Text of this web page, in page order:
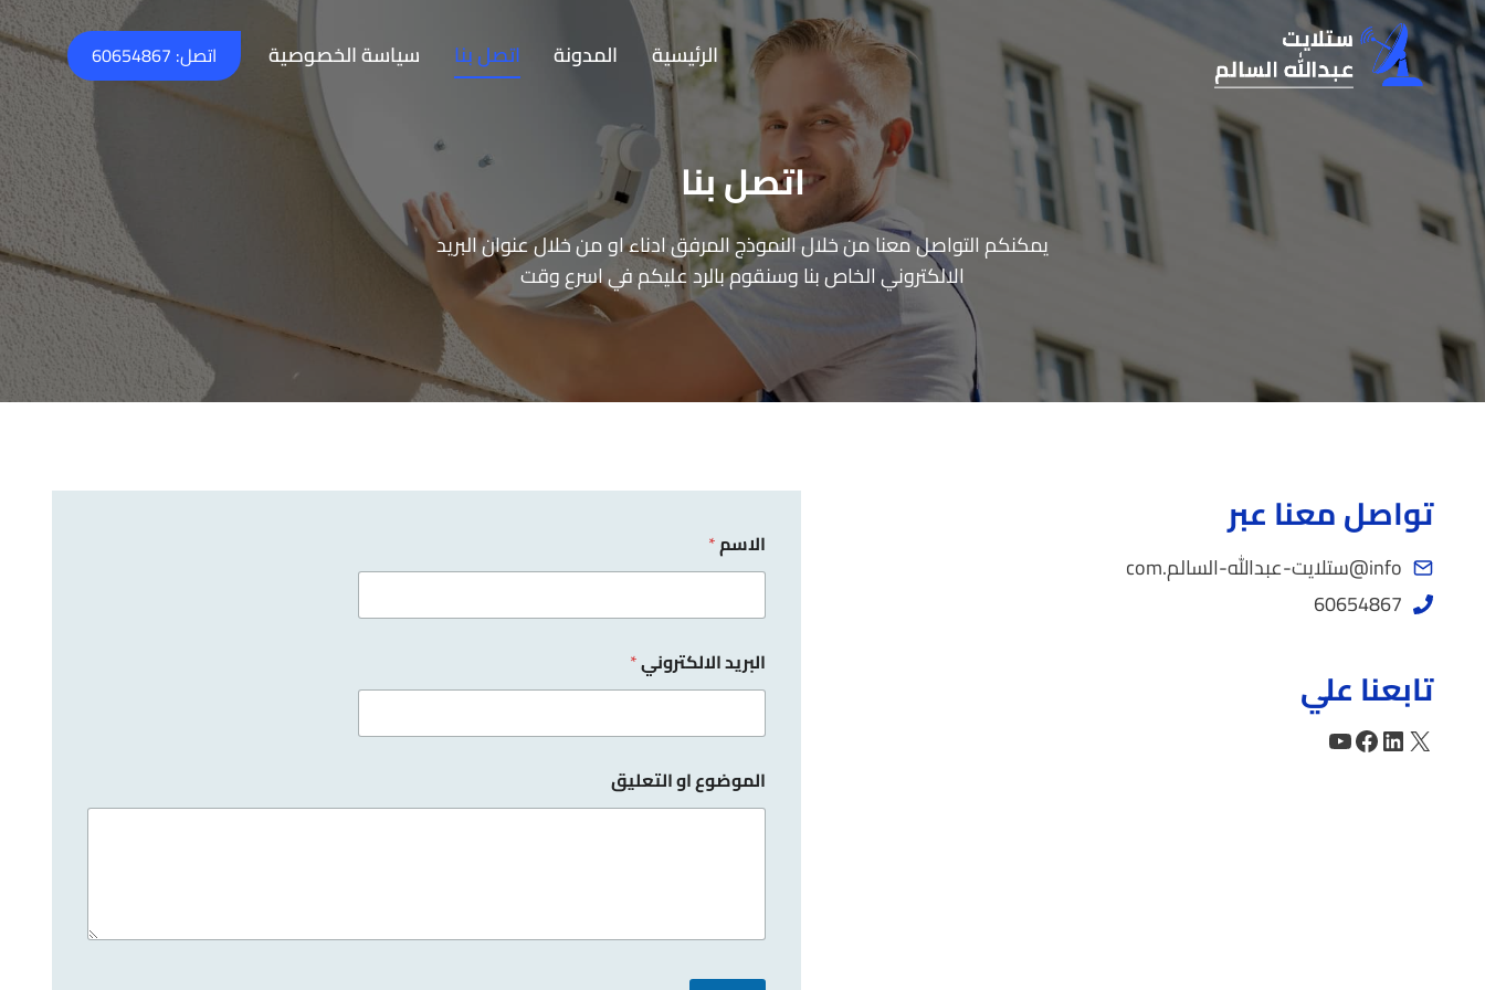
التجاوز
إلى
المحتوى
الرئيسية المدونة اتصل بنا سياسة الخصوصية اتصل: 60654867
اتصل بنا
يمكنكم التواصل معنا من خلال النموذج المرفق ادناء او من خلال عنوان البريد
الالكتروني الخاص بنا وسنقوم بالرد عليكم في اسرع وقت
تواصل معنا عبر
info@ستلايت-عبدالله-السالم.com
60654867
تابعنا علي
إكسلينكد إن فيسبوكيوتيوب
الاسم*
البريد الالكتروني*
الموضوع او التعليق